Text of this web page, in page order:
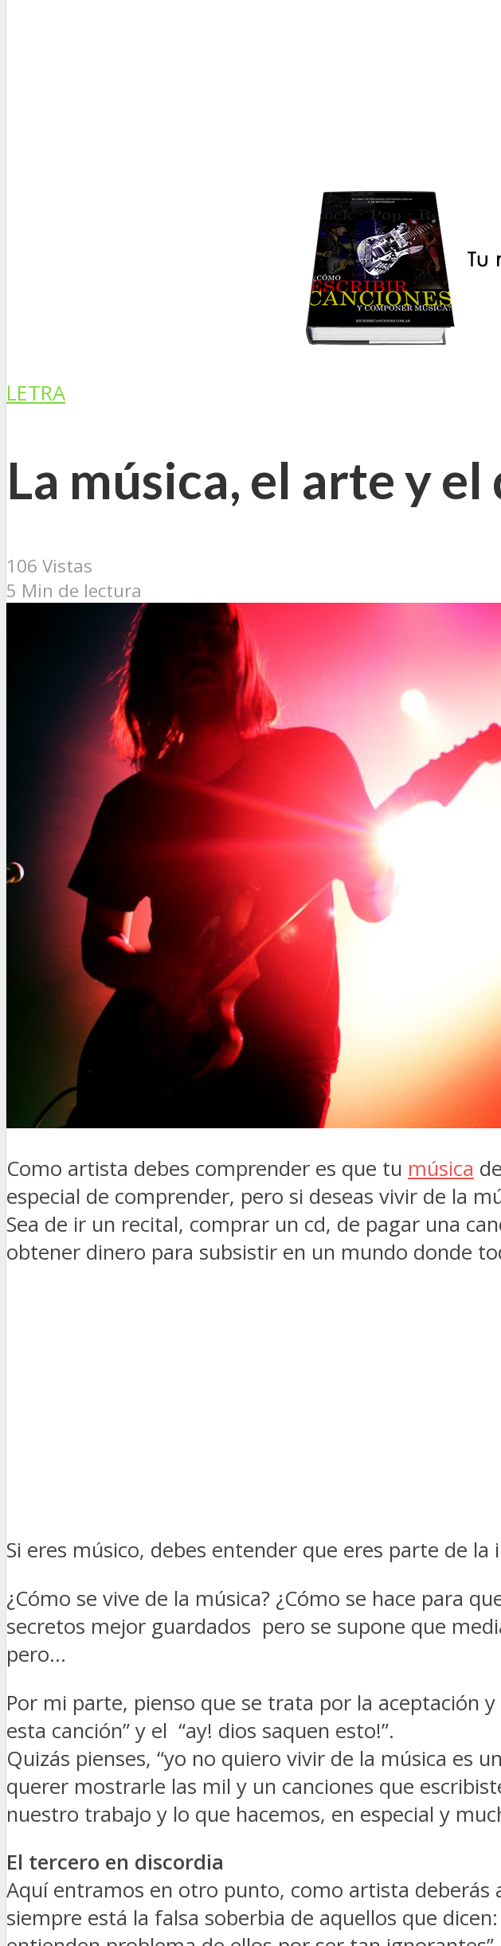
LETRA
La música, el arte y
106 Vistas
5 Min de lectura
Como artista debes comprender es que tu música
especial de comprender, pero si deseas vivir de la
Sea de ir un recital, comprar un cd, de pagar una
obtener dinero para subsistir en un mundo donde
Si eres músico, debes entender que eres parte de
¿Cómo se vive de la música? ¿Cómo se hace para
secretos mejor guardados pero se supone que
pero…
Por mi parte, pienso que se trata por la aceptación
esta canción” y el “ay! dios saquen esto!”.
Quizás pienses, “yo no quiero vivir de la música es
querer mostrarle las mil y un canciones que
nuestro trabajo y lo que hacemos, en especial y
El tercero en discordia
Aquí entramos en otro punto, como artista
siempre está la falsa soberbia de aquellos que